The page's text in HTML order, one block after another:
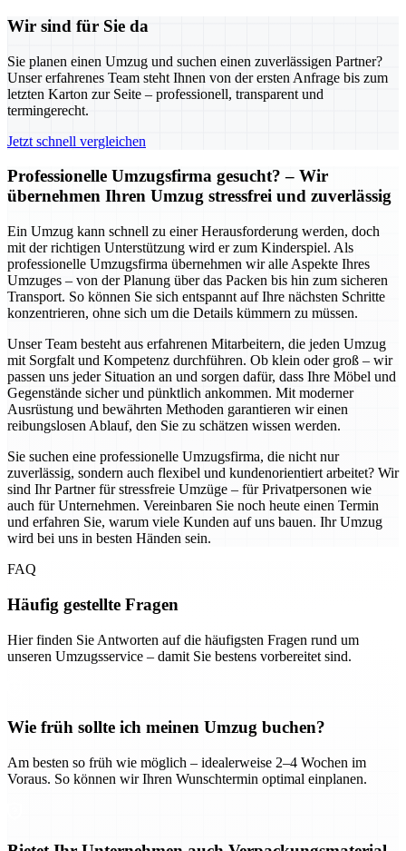
Wir sind für Sie da
Sie planen einen Umzug und suchen einen zuverlässigen Partner?
Unser erfahrenes Team steht Ihnen von der ersten Anfrage bis zum
letzten Karton zur Seite – professionell, transparent und
termingerecht.
Jetzt schnell vergleichen
Professionelle Umzugsfirma gesucht? – Wir
übernehmen Ihren Umzug stressfrei und zuverlässig
Ein Umzug kann schnell zu einer Herausforderung werden, doch
mit der richtigen Unterstützung wird er zum Kinderspiel. Als
professionelle Umzugsfirma übernehmen wir alle Aspekte Ihres
Umzuges – von der Planung über das Packen bis hin zum sicheren
Transport. So können Sie sich entspannt auf Ihre nächsten Schritte
konzentrieren, ohne sich um die Details kümmern zu müssen.
Unser Team besteht aus erfahrenen Mitarbeitern, die jeden Umzug
mit Sorgfalt und Kompetenz durchführen. Ob klein oder groß – wir
passen uns jeder Situation an und sorgen dafür, dass Ihre Möbel und
Gegenstände sicher und pünktlich ankommen. Mit moderner
Ausrüstung und bewährten Methoden garantieren wir einen
reibungslosen Ablauf, den Sie zu schätzen wissen werden.
Sie suchen eine professionelle Umzugsfirma, die nicht nur
zuverlässig, sondern auch flexibel und kundenorientiert arbeitet? Wir
sind Ihr Partner für stressfreie Umzüge – für Privatpersonen wie
auch für Unternehmen. Vereinbaren Sie noch heute einen Termin
und erfahren Sie, warum viele Kunden auf uns bauen. Ihr Umzug
wird bei uns in besten Händen sein.
FAQ
Häufig gestellte Fragen
Hier finden Sie Antworten auf die häufigsten Fragen rund um
unseren Umzugsservice – damit Sie bestens vorbereitet sind.
Wie früh sollte ich meinen Umzug buchen?
Am besten so früh wie möglich – idealerweise 2–4 Wochen im
Voraus. So können wir Ihren Wunschtermin optimal einplanen.